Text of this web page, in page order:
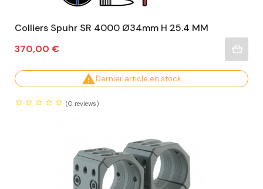
Colliers Spuhr SR 4000 Ø34mm H 25.4 MM
Prix
370,00 €
Dernier article en stock
(0 reviews)